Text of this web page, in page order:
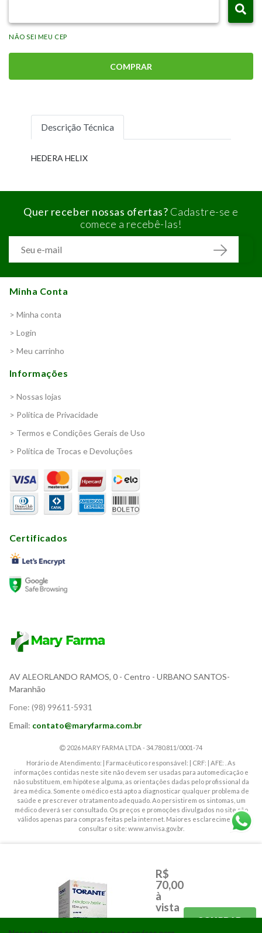
NÃO SEI MEU CEP
COMPRAR
Descrição Técnica
HEDERA HELIX
R$
70,00
à
vista
COMPRAR
Quer receber nossas ofertas? Cadastre-se e
comece a recebê-las!
Minha Conta
> Minha conta
> Login
> Meu carrinho
Informações
> Nossas lojas
> Política de Privacidade
> Termos e Condições Gerais de Uso
> Política de Trocas e Devoluções
Certificados
AV ALEORLANDO RAMOS, 0 - Centro - URBANO SANTOS-
Maranhão
Fone: (98) 99611-5931
Email: contato@maryfarma.com.br
2026 MARY FARMA LTDA - 34.780.811/0001-74
Horário de Atendimento: | Farmacêutico responsável: | CRF: | AFE: . As
informações contidas neste site não devem ser usadas para automedicação e
não substituem, em hipótese alguma, as orientações dadas pelo profissional da
área médica. Somente o médico está apto a diagnosticar qualquer problema de
saúde e prescrever o tratamento adequado. Ao persistirem os sintomas, um
médico deverá ser consultado. Os preços e promoções divulgados no site são
válidos apenas para compras feitas pela internet. Maiores esclarecimentos,
consultar o site: www.anvisa.gov.br.
PERFUMARIA
SIMILARES
ABSORVENTES
FRALDAS INFANTIL